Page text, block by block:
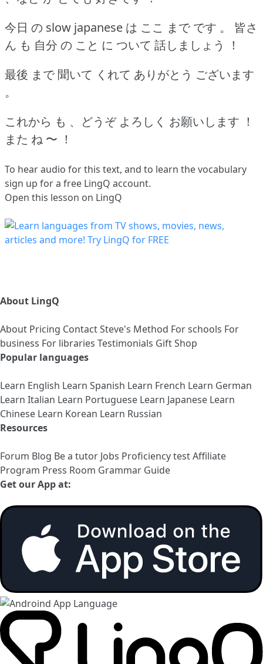
今日 の slow japanese は ここ まで です 。
皆さ
ん も 自分 の こと に ついて 話しましょう ！
最後 まで 聞いて くれて ありがとう ございます
。
これから も 、どうぞ よろしく お願いします ！
また ね 〜 ！
To hear audio for this text, and to learn the vocabulary
sign up for a free LingQ account.
Open this lesson on LingQ
About LingQ
About Pricing ContactSteve's Method For schools For
business For libraries Testimonials Gift Shop
Popular languages
Learn English Learn Spanish Learn French Learn German
Learn Italian Learn Portuguese Learn Japanese Learn
Chinese Learn Korean Learn Russian
Resources
Forum Blog Be a tutor Jobs Proficiency testAffiliate
Program Press Room Grammar Guide
Get our App at: